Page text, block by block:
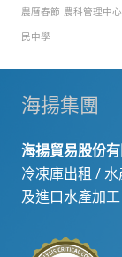
農曆春節 農科管理中心
民中學
海揚集團
海揚貿易股份
冷凍庫出租 /
及進口水產加工